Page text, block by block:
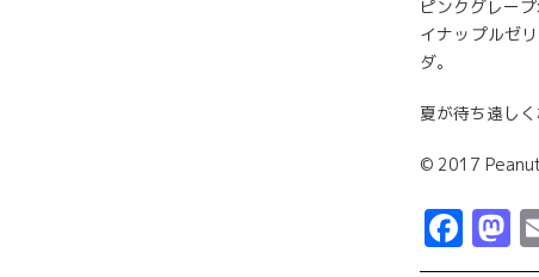
ピンクグレー
イナップルゼ
ダ。
夏が待ち遠し
© 2017